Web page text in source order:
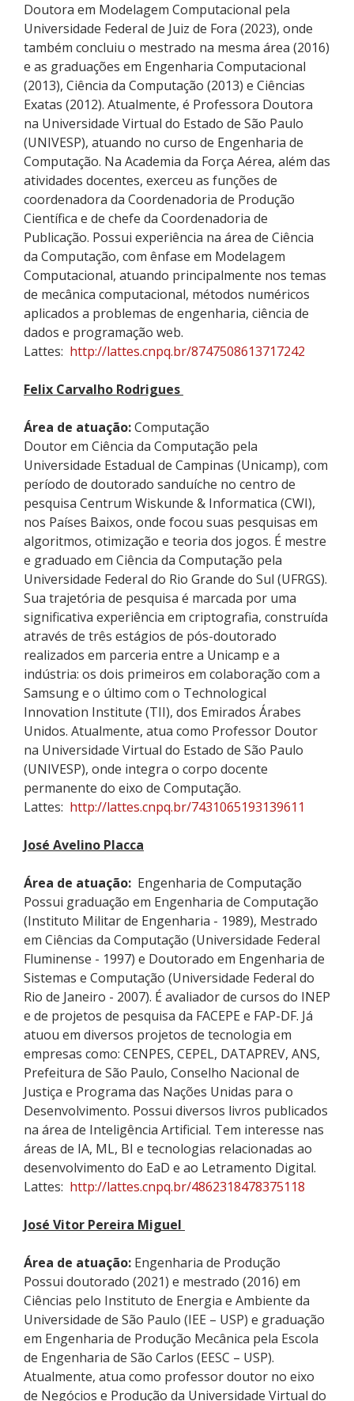
Doutora em Modelagem Computacional pela
Universidade Federal de Juiz de Fora (2023), onde
também concluiu o mestrado na mesma área (2016)
e as graduações em Engenharia Computacional
(2013), Ciência da Computação (2013) e Ciências
Exatas (2012). Atualmente, é Professora Doutora
na Universidade Virtual do Estado de São Paulo
(UNIVESP), atuando no curso de Engenharia de
Computação. Na Academia da Força Aérea, além das
atividades docentes, exerceu as funções de
coordenadora da Coordenadoria de Produção
Científica e de chefe da Coordenadoria de
Publicação. Possui experiência na área de Ciência
da Computação, com ênfase em Modelagem
Computacional, atuando principalmente nos temas
de mecânica computacional, métodos numéricos
aplicados a problemas de engenharia, ciência de
dados e programação web.
Lattes: http://lattes.cnpq.br/8747508613717242
Felix Carvalho Rodrigues
Área de atuação:Computação
Doutor em Ciência da Computação pela
Universidade Estadual de Campinas (Unicamp), com
período de doutorado sanduíche no centro de
pesquisa Centrum Wiskunde & Informatica (CWI),
nos Países Baixos, onde focou suas pesquisas em
algoritmos, otimização e teoria dos jogos. É mestre
e graduado em Ciência da Computação pela
Universidade Federal do Rio Grande do Sul (UFRGS).
Sua trajetória de pesquisa é marcada por uma
significativa experiência em criptografia, construída
através de três estágios de pós-doutorado
realizados em parceria entre a Unicamp e a
indústria: os dois primeiros em colaboração com a
Samsung e o último com o Technological
Innovation Institute (TII), dos Emirados Árabes
Unidos. Atualmente, atua como Professor Doutor
na Universidade Virtual do Estado de São Paulo
(UNIVESP), onde integra o corpo docente
permanente do eixo de Computação.
Lattes: http://lattes.cnpq.br/7431065193139611
José Avelino Placca
Área de atuação: Engenharia de Computação
Possui graduação em Engenharia de Computação
(Instituto Militar de Engenharia - 1989), Mestrado
em Ciências da Computação (Universidade Federal
Fluminense - 1997) e Doutorado em Engenharia de
Sistemas e Computação (Universidade Federal do
Rio de Janeiro - 2007). É avaliador de cursos do INEP
e de projetos de pesquisa da FACEPE e FAP-DF. Já
atuou em diversos projetos de tecnologia em
empresas como: CENPES, CEPEL, DATAPREV, ANS,
Prefeitura de São Paulo, Conselho Nacional de
Justiça e Programa das Nações Unidas para o
Desenvolvimento. Possui diversos livros publicados
na área de Inteligência Artificial. Tem interesse nas
áreas de IA, ML, BI e tecnologias relacionadas ao
desenvolvimento do EaD e ao Letramento Digital.
Lattes: http://lattes.cnpq.br/4862318478375118
José Vitor Pereira Miguel
Área de atuação: Engenharia de Produção
Possui doutorado (2021) e mestrado (2016) em
Ciências pelo Instituto de Energia e Ambiente da
Universidade de São Paulo (IEE – USP) e graduação
em Engenharia de Produção Mecânica pela Escola
de Engenharia de São Carlos (EESC – USP).
Atualmente, atua como professor doutor no eixo
de Negócios e Produção da Universidade Virtual do